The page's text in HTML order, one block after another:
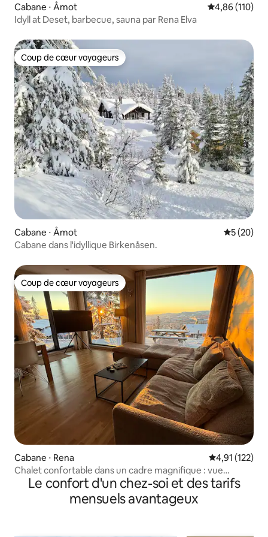
Cabane ⋅ Åmot Évaluation
4,86 (110)
Idyll at Deset, barbecue, sauna par Rena Elva
Coup de cœur voyageurs
Coup de cœur voyageurs
Cabane ⋅ Åmot
5 (20)
Cabane dans l'idyllique Birkenåsen.
Coup de cœur voyageurs
Coup de cœur voyageurs
Cabane ⋅ Rena Évaluation
4,91 (122)
Chalet confortable dans un cadre magnifique : vue
imprenable
Le confort d'un chez-soi et des tarifs
mensuels avantageux